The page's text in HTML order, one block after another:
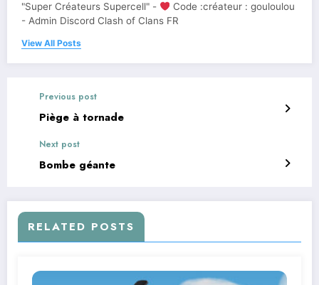
"Super Créateurs Supercell" -
Code :créateur : gouloulou
- Admin Discord Clash of Clans FR
View All Posts
Previous post
Piège à tornade
Next post
Bombe géante
RELATED POSTS